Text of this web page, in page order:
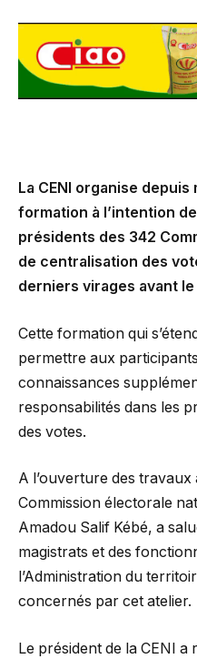
La CENI organise
formation à l’intention
présidents des 342
de centralisation des
derniers virages avant
Cette formation qui
permettre aux
connaissances
responsabilités dans les
des votes.
A l’ouverture des
Commission électorale
Amadou Salif Kébé, a
magistrats et des
l’Administration du
concernés par cet atelier.
Le président de la CENI a